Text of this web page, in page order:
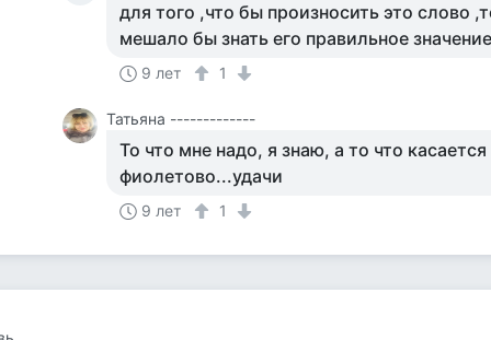
для того ,что бы произносить это слово
мешало бы знать его правильное
9 лет 1
Татьяна -------------
То что мне надо, я знаю, а то что
фиолетово...удачи
9 лет 1